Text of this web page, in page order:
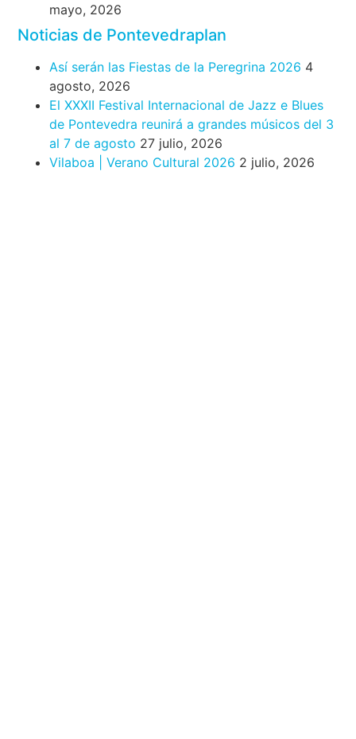
mayo, 2026
Noticias de Pontevedraplan
Así serán las Fiestas de la Peregrina 2026 4
agosto, 2026
El XXXII Festival Internacional de Jazz e Blues
de Pontevedra reunirá a grandes músicos del 3
al 7 de agosto 27 julio, 2026
Vilaboa | Verano Cultural 2026 2 julio, 2026